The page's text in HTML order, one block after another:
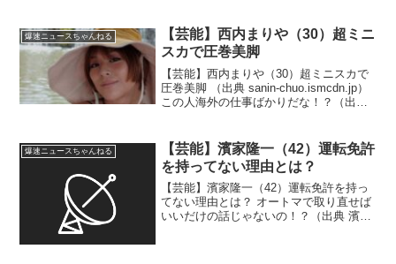
爆速ニュースちゃんねる
【芸能】西内まりや（30）超ミニ
スカで圧巻美脚
【芸能】西内まりや（30）超ミニスカで
圧巻美脚 （出典 sanin-chuo.ismcdn.jp）
この人海外の仕事ばかりだな！？（出典
を満喫中「凄い魅力的」「美...
爆速ニュースちゃんねる
【芸能】濱家隆一（42）運転免許
を持ってない理由とは？
【芸能】濱家隆一（42）運転免許を持っ
てない理由とは？ オートマで取り直せば
いいだけの話じゃないの！？（出典 濱家